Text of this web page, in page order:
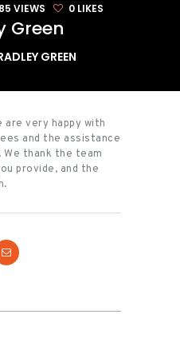
VIEWS 0 LIKES
Green
GREEN
are very happy with
and the assistance
thank the team
provide, and the